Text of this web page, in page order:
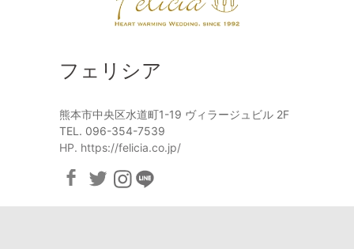
フェリシア
熊本市中央区水道町1-19 ヴィラージュビル 2F
TEL. 096-354-7539
HP. https://felicia.co.jp/